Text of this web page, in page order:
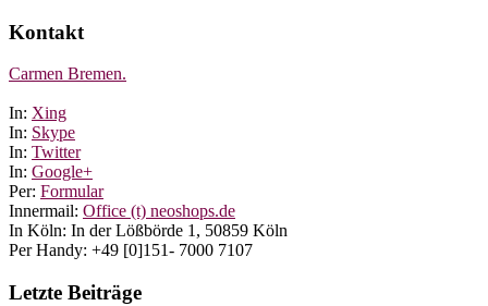
Kontakt
Carmen Bremen.
In: Xing
In: Skype
In: Twitter
In: Google+
Per: Formular
Innermail: Office (t) neoshops.de
In Köln: In der Lößbörde 1, 50859 Köln
Per Handy: +49 [0]151- 7000 7107
Letzte Beiträge